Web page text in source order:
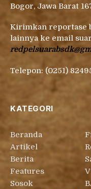
Bogor, Jawa Barat
Kirimkan reportase
lainnya ke email
Telepon: (0251)
KATEGORI
Beranda
Artikel
Berita
Features
Sosok